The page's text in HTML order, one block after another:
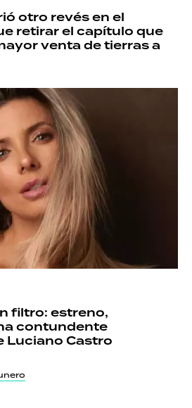
otro revés en el
retirar el capítulo que
venta de tierras a
filtro: estreno,
contundente
Luciano Castro